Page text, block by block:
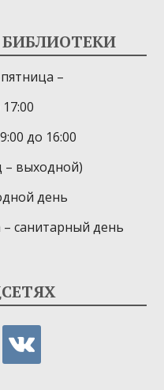
–
до 16:00
– выходной)
день
санитарный день
vkontakte